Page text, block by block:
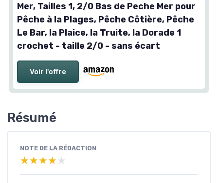
Mer, Tailles 1, 2/0 Bas de Peche Mer pour
Pêche à la Plages, Pêche Côtière, Pêche
Le Bar, la Plaice, la Truite, la Dorade 1
crochet - taille 2/0 - sans écart
Voir l'offre
Résumé
NOTE DE LA RÉDACTION
★★★★★
★★★★★